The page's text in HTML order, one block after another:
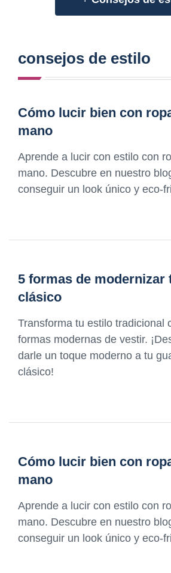
consejos de estilo
Cómo lucir bien con
mano
Aprende a lucir con estilo con
mano. Descubre en nuestro
conseguir un look único y eco-
5 formas de modernizar
clásico
Transforma tu estilo tradicional
formas modernas de vestir.
darle un toque moderno a tu
clásico!
Cómo lucir bien con
mano
Aprende a lucir con estilo con
mano. Descubre en nuestro
conseguir un look único y eco-